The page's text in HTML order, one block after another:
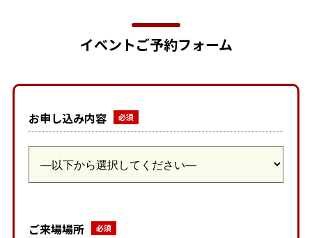
イベントご予約フォーム
お申し込み内容
ご来場場所